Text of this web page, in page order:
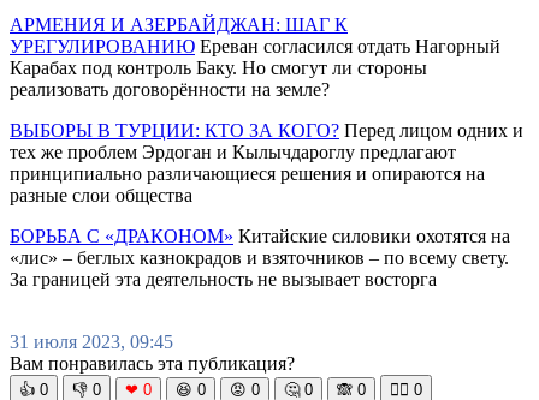
АРМЕНИЯ И АЗЕРБАЙДЖАН: ШАГ К
УРЕГУЛИРОВАНИЮ Ереван согласился отдать Нагорный
Карабах под контроль Баку. Но смогут ли стороны
реализовать договорённости на земле?
ВЫБОРЫ В ТУРЦИИ: КТО ЗА КОГО? Перед лицом одних и
тех же проблем Эрдоган и Кылычдароглу предлагают
принципиально различающиеся решения и опираются на
разные слои общества
БОРЬБА С «ДРАКОНОМ» Китайские силовики охотятся на
«лис» – беглых казнокрадов и взяточников – по всему свету.
За границей эта деятельность не вызывает восторга
31 июля 2023, 09:45
Вам понравилась эта публикация?
👍 0 👎 0 ❤ 0 😆 0 😡 0 🤔 0 🙈 0 🧘‍♀️ 0